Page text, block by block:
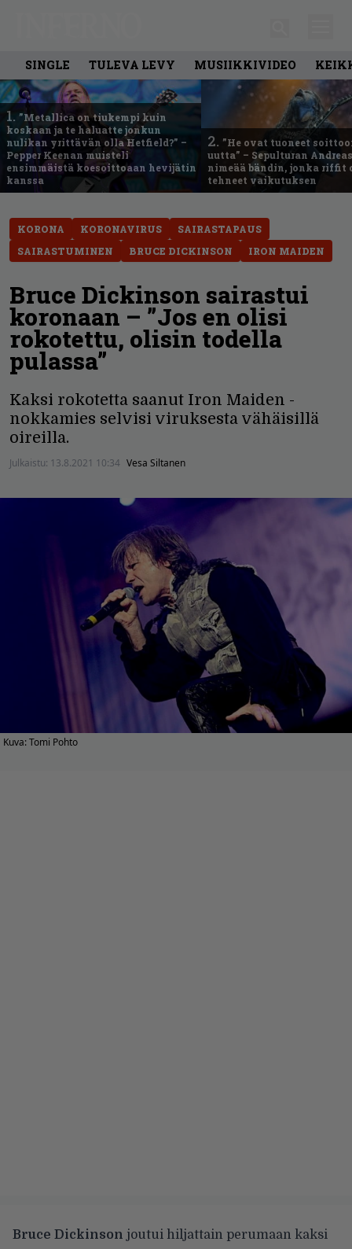
SINGLE TULEVA LEVY MUSIIKKIVIDEO
1. ”Metallica on tiukempi kuin
koskaan ja te haluatte jonkun
nulikan yrittävän olla Hetfield?” –
Pepper Keenan muisteli
ensimmäistä koesoittoaan hevijätin
kanssa
2. ”He ovat tuoneet
uutta” – Sepulturan
nimeää bändin, jonka riffit
tehneet vaikutuksen
KORONA KORONAVIRUS
SAIRASTAPAUS
SAIRASTUMINEN
BRUCE DICKINSON IRON MAIDEN
Bruce Dickinson sairastui
koronaan – ”Jos en olisi
rokotettu, olisin todella
pulassa”
Kaksi rokotetta saanut Iron Maiden -
nokkamies selvisi viruksesta vähäisillä
oireilla.
Julkaistu: 13.8.2021 10:34 Vesa Siltanen
Kuva: Tomi Pohto
Bruce Dickinson joutui hiljattain perumaan kaksi